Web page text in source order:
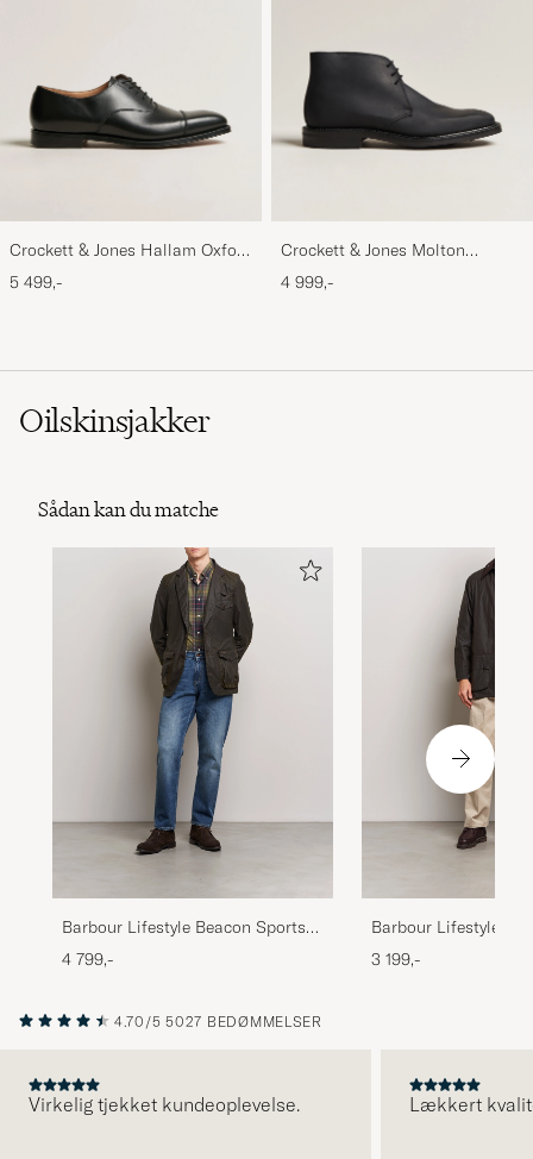
Crockett & Jones Hallam Oxford
Black Calf
5 499,-
Crockett & Jones Molton
Chukka Black Rough-Out Suede
4 999,-
Oilskinsjakker
Sådan kan du matche
Barbour Lifestyle Beacon Sports
Jacket Olive
4 799,-
Barbour Lifestyle
Jacket Olive
3 199,-
4.70/5 5027 BEDØMMELSER
Virkelig tjekket kundeoplevelse. Lækkert